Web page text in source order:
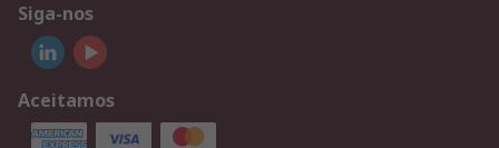
Siga-nos
Aceitamos